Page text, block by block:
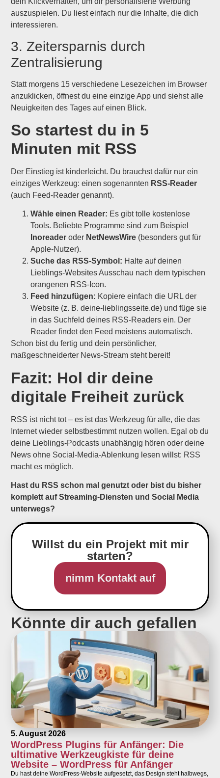
auszuspielen. Du liest einfach nur die Inhalte, die dich
interessieren.
3. Zeitersparnis durch
Zentralisierung
Statt morgens 15 verschiedene Lesezeichen im Browser
anzuklicken, öffnest du eine einzige App und siehst alle
Neuigkeiten des Tages auf einen Blick.
So startest du in 5
Minuten mit RSS
Der Einstieg ist kinderleicht. Du brauchst dafür nur ein
einziges Werkzeug: einen sogenannten RSS-Reader
(auch Feed-Reader genannt).
Wähle einen Reader: Es gibt tolle kostenlose
Tools. Beliebte Programme sind zum Beispiel
Inoreader oder NetNewsWire (besonders gut für
Apple-Nutzer).
Suche das RSS-Symbol: Halte auf deinen
Lieblings-Websites Ausschau nach dem typischen
orangenen RSS-Icon.
Feed hinzufügen: Kopiere einfach die URL der
Website (z. B. deine-lieblingsseite.de) und füge sie
in das Suchfeld deines RSS-Readers ein. Der
Reader findet den Feed meistens automatisch.
Schon bist du fertig und dein persönlicher,
maßgeschneiderter News-Stream steht bereit!
Fazit: Hol dir deine
digitale Freiheit zurück
RSS ist nicht tot – es ist das Werkzeug für alle, die das
Internet wieder selbstbestimmt nutzen wollen. Egal ob du
deine Lieblings-Podcasts unabhängig hören oder deine
News ohne Social-Media-Ablenkung lesen willst: RSS
macht es möglich.
Hast du RSS schon mal genutzt oder bist du bisher
komplett auf Streaming-Diensten und Social Media
unterwegs?
Willst du ein Projekt mit mir
starten?
nimm Kontakt auf
Könnte dir auch gefallen
5. August 2026
WordPress Plugins für Anfänger: Die
ultimative Werkzeugkiste für deine
Website – WordPress für Anfänger
Du hast deine WordPress-Website aufgesetzt, das Design steht halbwegs,